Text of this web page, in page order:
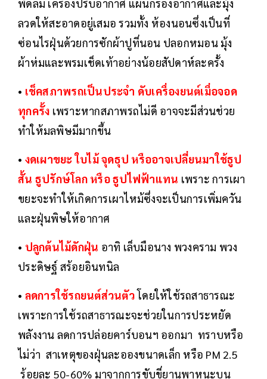
พัดลม เครื่องปรับอากาศ แผ่นกรองอากาศและมุ้ง
ลวดให้สะอาดอยู่เสมอ รวมทั้ง ห้องนอนซึ่งเป็นที่
ซ่อนไรฝุ่นด้วยการซักผ้าปูที่นอน ปลอกหมอน มุ้ง
ผ้าห่มและพรมเช็ดเท้าอย่างน้อยสัปดาห์ละครั้ง
• เช็คสภาพรถเป็นประจำ ดับเครื่องยนต์เมื่อจอด
ทุกครั้ง เพราะหากสภาพรถไม่ดี อาจจะมีส่วนช่วย
ทำให้มลพิษมีมากขึ้น
• งดเผาขยะ ใบไม้ จุดธุป หรืออาจเปลี่ยนมาใช้ธูป
สั้น ธูปรักษ์โลก หรือ ธูปไฟฟ้าแทน เพราะ การเผา
ขยะจะทำให้เกิดการเผาไหม้ซึ่งจะเป็นการเพิ่มควัน
และฝุ่นพิษให้อากาศ
• ปลูกต้นไม้ดักฝุ่น อาทิ เล็บมือนาง พวงคราม พวง
ประดิษฐ์ สร้อยอินทนิล
• ลดการใช้รถยนต์ส่วนตัวโดยให้ใช้รถสาธารณะ
เพราะการใช้รถสาธารณะจะช่วยในการประหยัด
พลังงาน ลดการปล่อยคาร์บอนฯ ออกมา ทราบหรือ
ไม่ว่า สาเหตุของฝุ่นละอองขนาดเล็ก หรือ PM 2.5
ร้อยละ 50-60% มาจากการขับขี่ยานพาหนะบน